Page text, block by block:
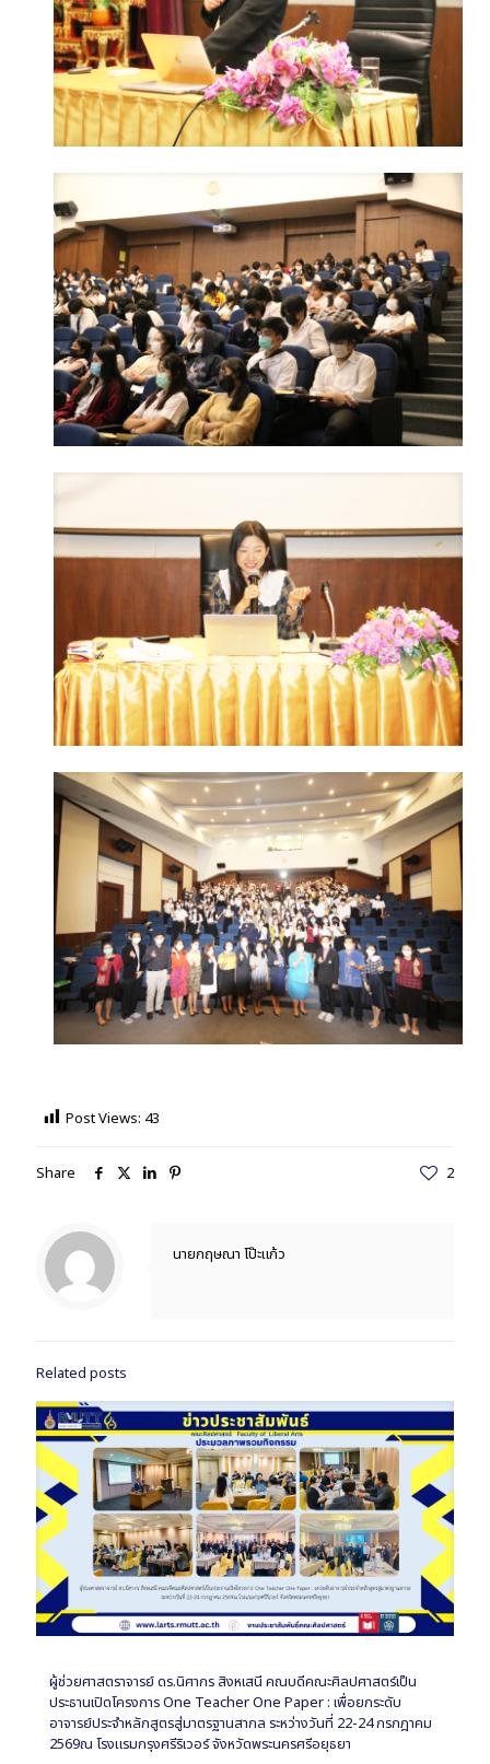
Post Views: 43
Share 2
นายกฤษณา โป๊ะแก้ว
Related posts
ผู้ช่วยศาสตราจารย์ ดร.นิศากร สิงหเสนี คณบดีคณะศิลปศาสตร์เป็น
ประธานเปิดโครงการ One Teacher One Paper : เพื่อยกระดับ
อาจารย์ประจำหลักสูตรสู่มาตรฐานสากล ระหว่างวันที่ 22-24 กรกฎาคม
2569ณ โรงแรมกรุงศรีริเวอร์ จังหวัดพระนครศรีอยุธยา